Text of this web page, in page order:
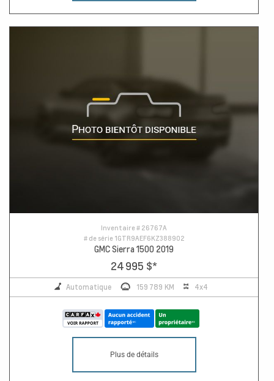
Inventaire # 26767A
# de série 1GTR9AEF6KZ388902
GMC Sierra 1500 2019
24 995 $*
Automatique 159 789 KM 4x4
Plus de détails